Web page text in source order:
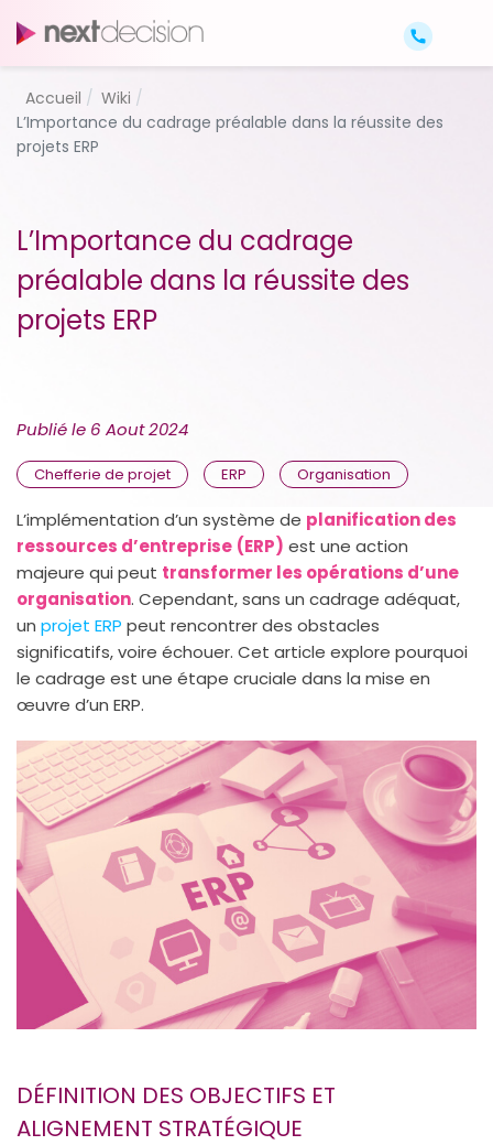
Accueil
Wiki
L’Importance du cadrage préalable dans la réussite des
projets ERP
L’Importance du cadrage
préalable dans la réussite des
projets ERP
Publié le 6 Aout 2024
Chefferie de projet ERP Organisation
L’implémentation d’un système de planification des
ressources d’entreprise (ERP) est une action
majeure qui peut transformer les opérations d’une
organisation. Cependant, sans un cadrage adéquat,
un projet ERP peut rencontrer des obstacles
significatifs, voire échouer. Cet article explore pourquoi
le cadrage est une étape cruciale dans la mise en
œuvre d’un ERP.
DÉFINITION DES OBJECTIFS ET
ALIGNEMENT STRATÉGIQUE